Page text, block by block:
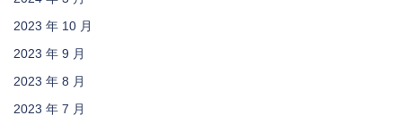
2023 年 10 月
2023 年 9 月
2023 年 8 月
2023 年 7 月